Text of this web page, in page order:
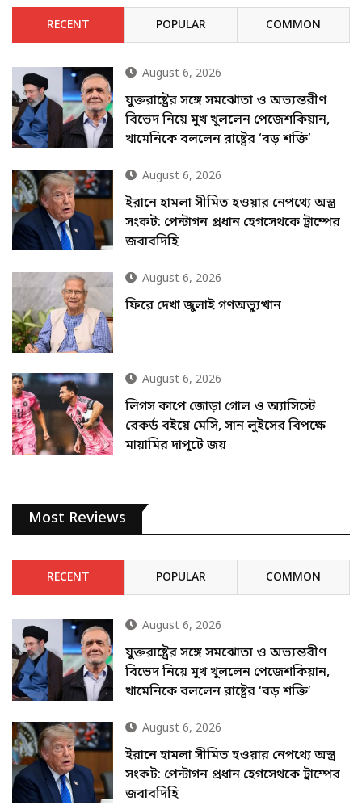
RECENT POPULAR COMMON
August 6, 2026
যুক্তরাষ্ট্রের সঙ্গে সমঝোতা ও অভ্যন্তরীণ
বিভেদ নিয়ে মুখ খুললেন পেজেশকিয়ান,
খামেনিকে বললেন রাষ্ট্রের ‘বড় শক্তি’
August 6, 2026
ইরানে হামলা সীমিত হওয়ার নেপথ্যে অস্ত্র
সংকট: পেন্টাগন প্রধান হেগসেথকে ট্রাম্পের
জবাবদিহি
August 6, 2026
ফিরে দেখা জুলাই গণঅভ্যুত্থান
August 6, 2026
লিগস কাপে জোড়া গোল ও অ্যাসিস্টে
রেকর্ড বইয়ে মেসি, সান লুইসের বিপক্ষে
মায়ামির দাপুটে জয়
Most Reviews
RECENT POPULAR COMMON
August 6, 2026
যুক্তরাষ্ট্রের সঙ্গে সমঝোতা ও অভ্যন্তরীণ
বিভেদ নিয়ে মুখ খুললেন পেজেশকিয়ান,
খামেনিকে বললেন রাষ্ট্রের ‘বড় শক্তি’
August 6, 2026
ইরানে হামলা সীমিত হওয়ার নেপথ্যে অস্ত্র
সংকট: পেন্টাগন প্রধান হেগসেথকে ট্রাম্পের
জবাবদিহি